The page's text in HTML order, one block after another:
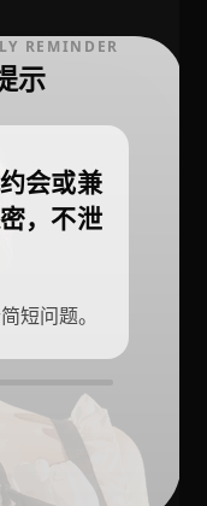
REMINDER
示
会或兼
，不泄
短问题。